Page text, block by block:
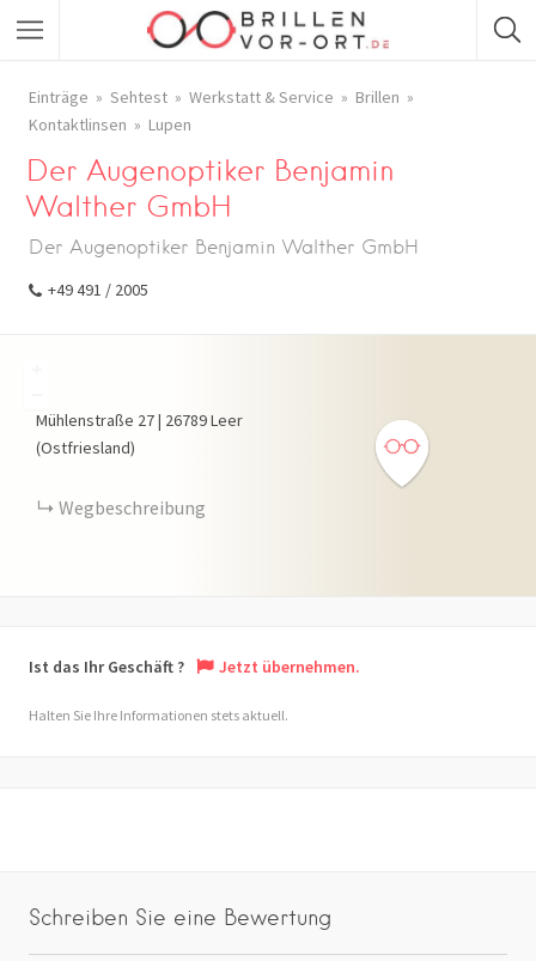
Einträge Sehtest Werkstatt & Service
Brillen
Kontaktlinsen
Lupen
Der Augenoptiker Benjamin
Walther GmbH
Der Augenoptiker Benjamin Walther GmbH
+49 491 / 2005
Mühlenstraße 27| 26789Leer
(Ostfriesland)
Wegbeschreibung
Ist das Ihr Geschäft ? Jetzt übernehmen.
Halten Sie Ihre Informationen stets aktuell.
Schreiben Sie eine Bewertung